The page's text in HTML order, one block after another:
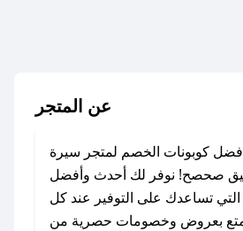
عن المتجر
كوبونات الخصم لمتجر سيرة
صحصح! نوفر لك أحدث وأفضل
تساعدك على التوفير عند كل
بعروض وخصومات حصرية من